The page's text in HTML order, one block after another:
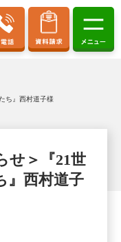
ち』西村道子様
せ＞『21世
』西村道子